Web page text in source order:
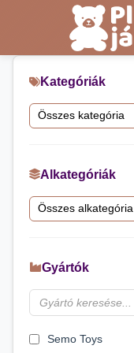
Kategóriák
Alkategóriák
Gyártók
Semo Toys